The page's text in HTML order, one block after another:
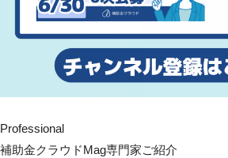
Professional
補助金クラウドMag専門家ご紹介